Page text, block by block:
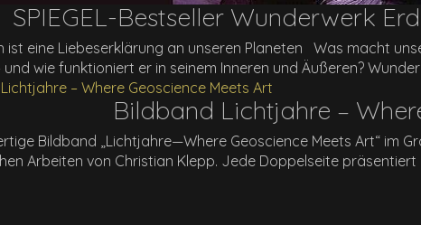
SPIEGEL-Bestseller Wunderwerk
ist eine Liebeserklärung an unseren Planeten Was macht
wie funktioniert er in seinem Inneren und Äußeren?
Bildband Lichtjahre –
Bildband „Lichtjahre—Where Geoscience Meets Art“ im
Arbeiten von Christian Klepp. Jede Doppelseite